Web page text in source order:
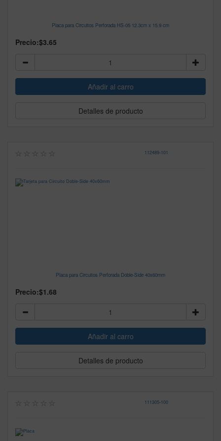
Placa para Circuitos Perforada HS-05 12.3cm x 15.9 cm
Precio:$3.65
Detalles de producto
112489-101
Placa para Circuitos Perforada Doble-Side 40x60mm
Precio:$1.68
Detalles de producto
111305-100